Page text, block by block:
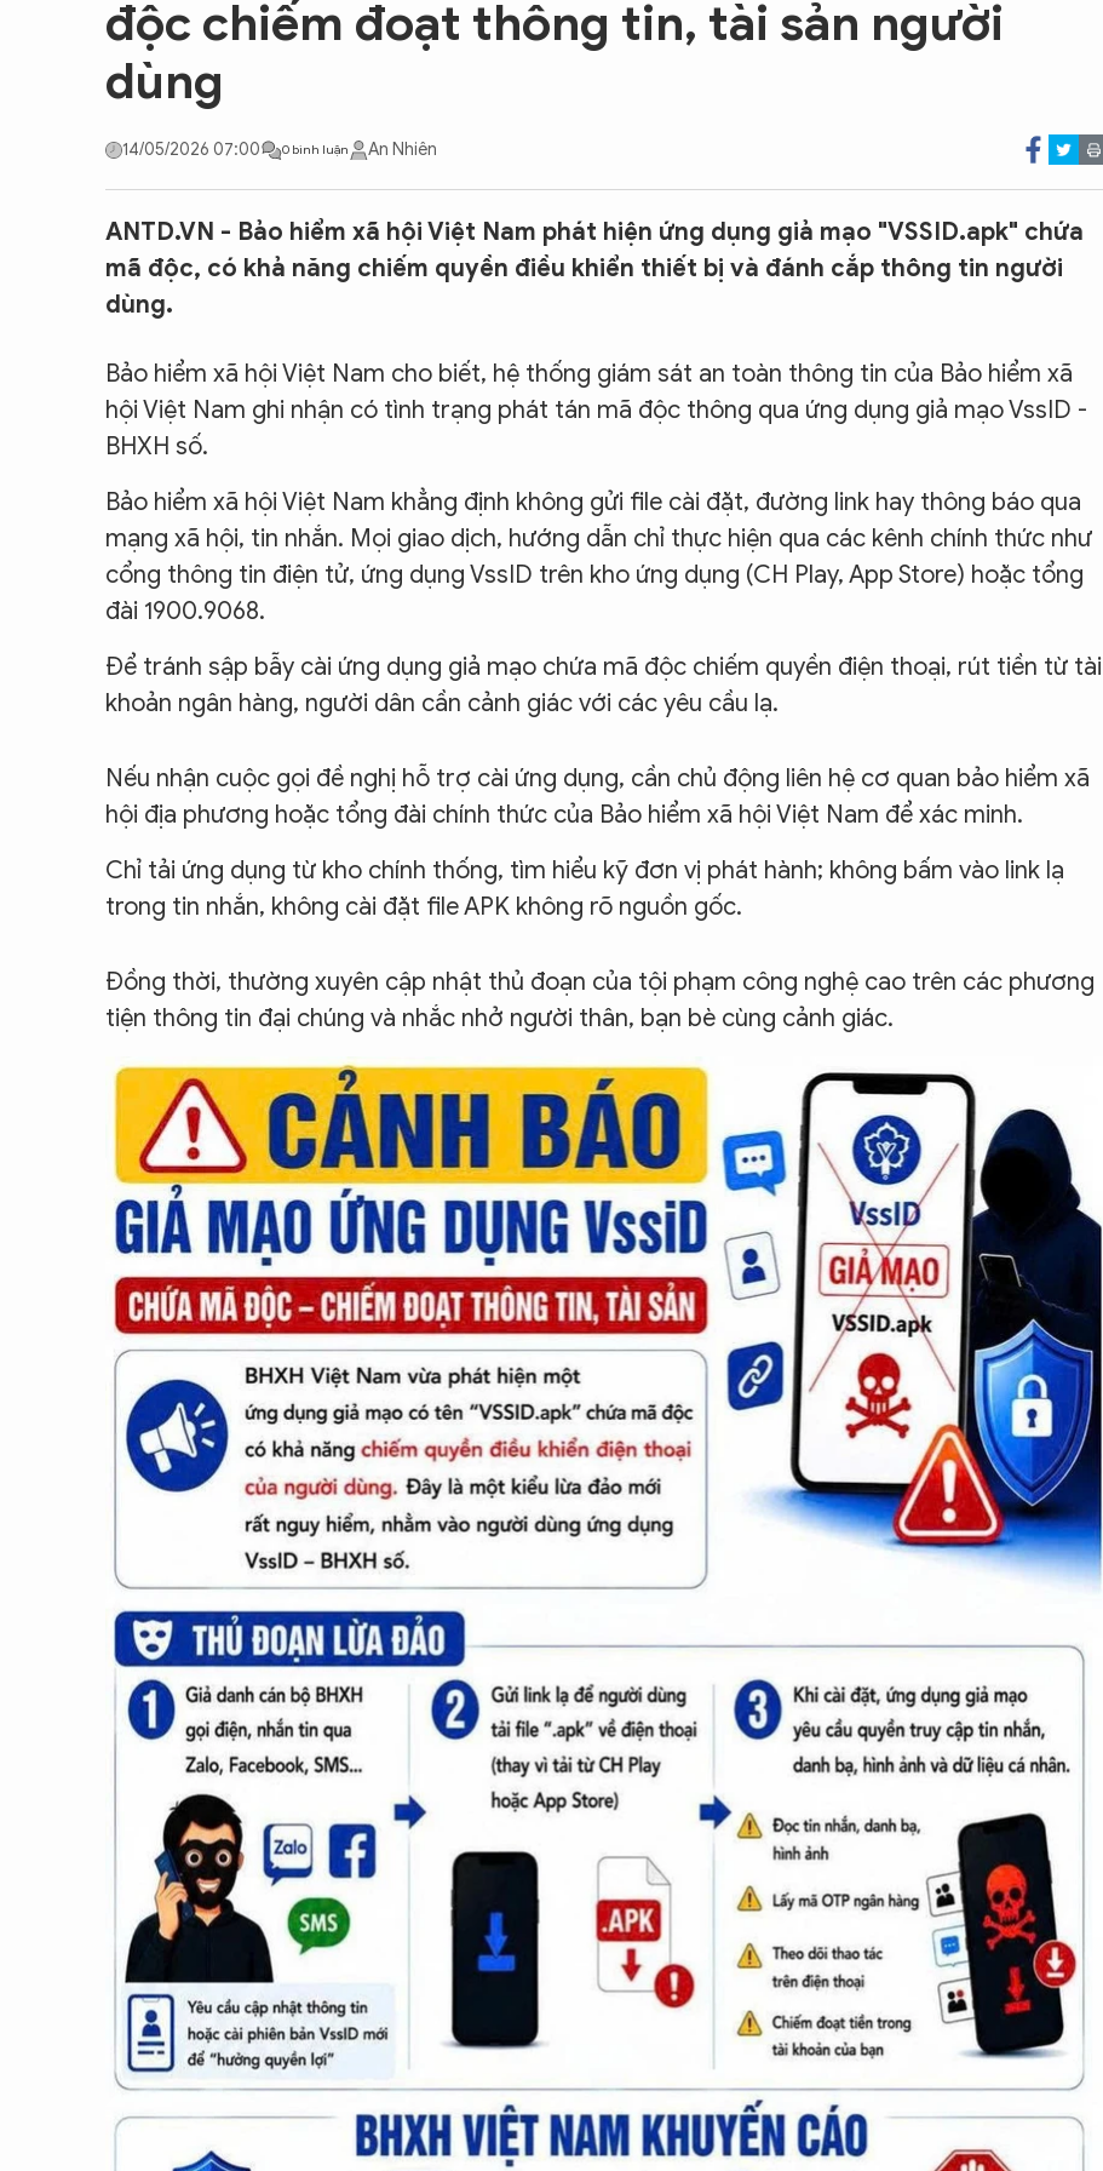
CON ĐƯỜNG KHỞI NGHIỆP
độc chiếm đoạt thông tin, tài sản người
dùng
14/05/2026 07:00 0 bình luận An Nhiên
ANTD.VN - Bảo hiểm xã hội Việt Nam phát hiện ứng dụng giả mạo "VSSID.apk" chứa
mã độc, có khả năng chiếm quyền điều khiển thiết bị và đánh cắp thông tin người
dùng.
Bảo hiểm xã hội Việt Nam cho biết, hệ thống giám sát an toàn thông tin của Bảo hiểm xã
hội Việt Nam ghi nhận có tình trạng phát tán mã độc thông qua ứng dụng giả mạo VssID -
BHXH số.
Bảo hiểm xã hội Việt Nam khẳng định không gửi file cài đặt, đường link hay thông báo qua
mạng xã hội, tin nhắn. Mọi giao dịch, hướng dẫn chỉ thực hiện qua các kênh chính thức như
cổng thông tin điện tử, ứng dụng VssID trên kho ứng dụng (CH Play, App Store) hoặc tổng
đài 1900.9068.
Để tránh sập bẫy cài ứng dụng giả mạo chứa mã độc chiếm quyền điện thoại, rút tiền từ tài
khoản ngân hàng, người dân cần cảnh giác với các yêu cầu lạ.
Nếu nhận cuộc gọi đề nghị hỗ trợ cài ứng dụng, cần chủ động liên hệ cơ quan bảo hiểm xã
hội địa phương hoặc tổng đài chính thức của Bảo hiểm xã hội Việt Nam để xác minh.
Chỉ tải ứng dụng từ kho chính thống, tìm hiểu kỹ đơn vị phát hành; không bấm vào link lạ
trong tin nhắn, không cài đặt file APK không rõ nguồn gốc.
Đồng thời, thường xuyên cập nhật thủ đoạn của tội phạm công nghệ cao trên các phương
tiện thông tin đại chúng và nhắc nhở người thân, bạn bè cùng cảnh giác.